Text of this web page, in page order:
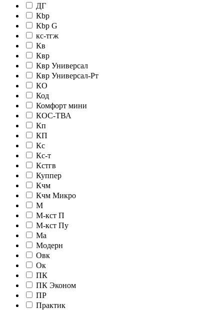
ДГ
Кbр
Кbр G
кc-тгж
Кв
Квр
Квр Универсал
Квр Универсал-Рт
КО
Код
Комфорт мини
КОС-ТВА
Кп
КП
Кс
Кс-т
Кстгв
Куппер
Кчм
Кчм Микро
М
М-кст П
М-кст Пу
Ма
Модерн
Овк
Ок
ПК
ПК Эконом
ПР
Практик